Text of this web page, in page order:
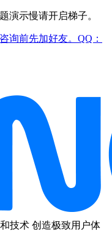
演示慢请开启梯子。
询前先加好友。QQ：
技术 创造极致用户体